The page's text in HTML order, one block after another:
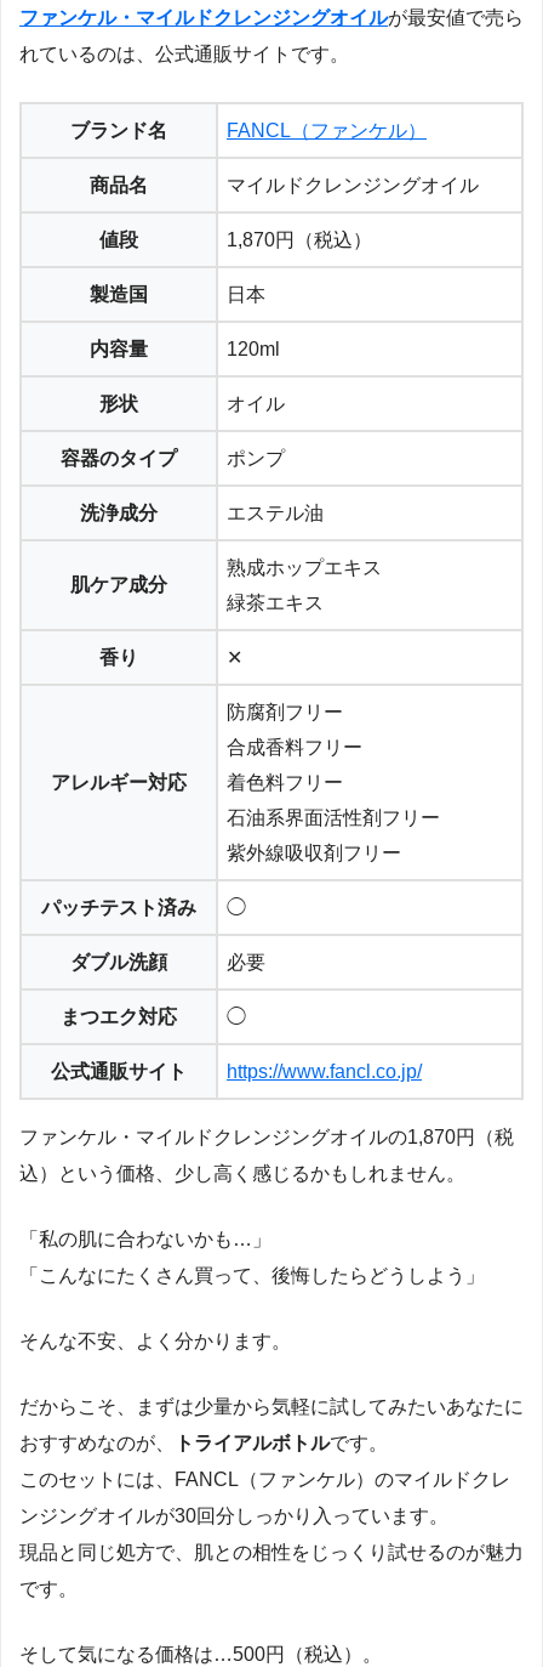
ファンケル・マイルドクレンジングオイルが最安値で売ら
れているのは、公式通販サイトです。
ブランド名 FANCL（ファンケル）
商品名 マイルドクレンジングオイル
値段 1,870円（税込）
製造国 日本
内容量 120ml
形状 オイル
容器のタイプ ポンプ
洗浄成分 エステル油
肌ケア成分
熟成ホップエキス
緑茶エキス
香り ✕
アレルギー対応
防腐剤フリー
合成香料フリー
着色料フリー
石油系界面活性剤フリー
紫外線吸収剤フリー
パッチテスト済み ◯
ダブル洗顔 必要
まつエク対応 ◯
公式通販サイト https://www.fancl.co.jp/
ファンケル・マイルドクレンジングオイルの1,870円（税
込）という価格、少し高く感じるかもしれません。
「私の肌に合わないかも…」
「こんなにたくさん買って、後悔したらどうしよう」
そんな不安、よく分かります。
だからこそ、まずは少量から気軽に試してみたいあなたに
おすすめなのが、
トライアルボトルです。
このセットには、FANCL（ファンケル）のマイルドクレ
ンジングオイルが30回分しっかり入っています。
現品と同じ処方で、肌との相性をじっくり試せるのが魅力
です。
そして気になる価格は…500円（税込）。